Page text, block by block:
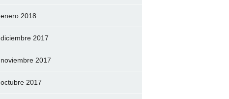
enero 2018
diciembre 2017
noviembre 2017
octubre 2017